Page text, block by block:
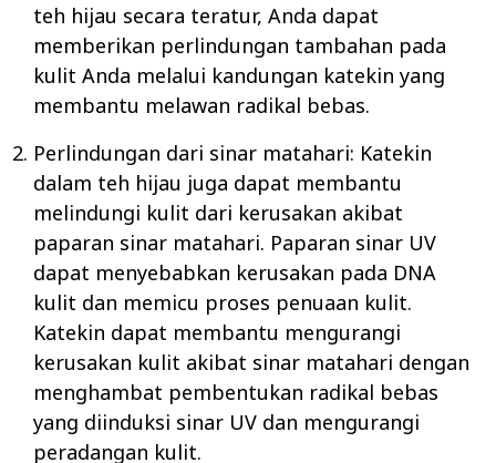
teh hijau secara teratur, Anda dapat
memberikan perlindungan tambahan pada
kulit Anda melalui kandungan katekin yang
membantu melawan radikal bebas.
Perlindungan dari sinar matahari: Katekin
dalam teh hijau juga dapat membantu
melindungi kulit dari kerusakan akibat
paparan sinar matahari. Paparan sinar UV
dapat menyebabkan kerusakan pada DNA
kulit dan memicu proses penuaan kulit.
Katekin dapat membantu mengurangi
kerusakan kulit akibat sinar matahari dengan
menghambat pembentukan radikal bebas
yang diinduksi sinar UV dan mengurangi
peradangan kulit.